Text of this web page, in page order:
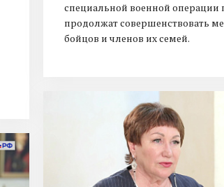
специальной военной операции
продолжат совершенствовать
бойцов и членов их семей.